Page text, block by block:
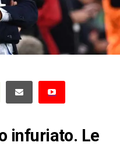
infuriato. Le